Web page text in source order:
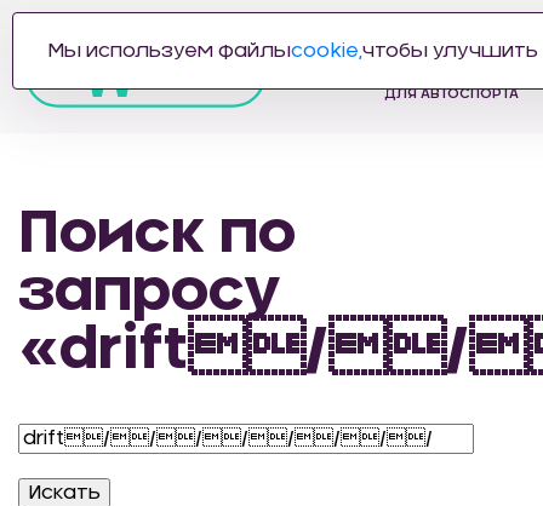
ПРОИЗВОДИТЕЛЬ
ДЛЯ АВТОСПОРТА
Поиск по
запросу
«drift//
Мы используем файлыcookie, чтобы улучшить